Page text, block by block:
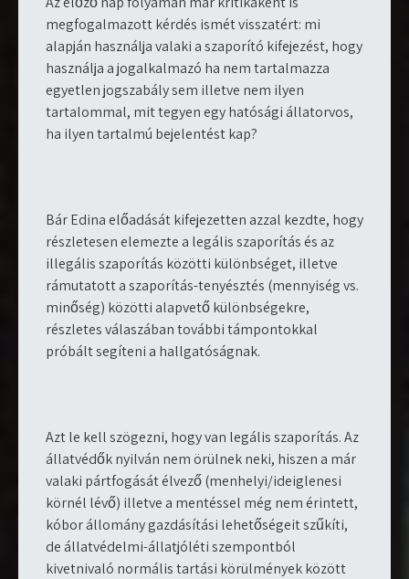
megfogalmazott kérdés ismét visszatért: mi
alapján használja valaki a szaporító kifejezést, hogy
használja a jogalkalmazó ha nem tartalmazza
egyetlen jogszabály sem illetve nem ilyen
tartalommal, mit tegyen egy hatósági állatorvos,
ha ilyen tartalmú bejelentést kap?
Bár Edina előadását kifejezetten azzal kezdte, hogy
részletesen elemezte a legális szaporítás és az
illegális szaporítás közötti különbséget, illetve
rámutatott a szaporítás-tenyésztés (mennyiség vs.
minőség) közötti alapvető különbségekre,
részletes válaszában további támpontokkal
próbált segíteni a hallgatóságnak.
Azt le kell szögezni, hogy van legális szaporítás. Az
állatvédők nyilván nem örülnek neki, hiszen a már
valaki pártfogását élvező (menhelyi/ideiglenesi
körnél lévő) illetve a mentéssel még nem érintett,
kóbor állomány gazdásítási lehetőségeit szűkíti,
de állatvédelmi-állatjóléti szempontból
kivetnivaló normális tartási körülmények között